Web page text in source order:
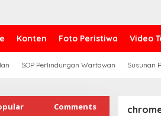
Konten Foto Peristiwa Video
SOP Perlindungan Wartawan Susunan
Comments